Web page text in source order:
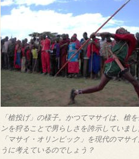
「槍投げ」の様子。かつてマサイは、槍
ンを狩ることで男らしさを誇示していま
「マサイ・オリンピック」を現代のマサ
うに考えているのでしょう？